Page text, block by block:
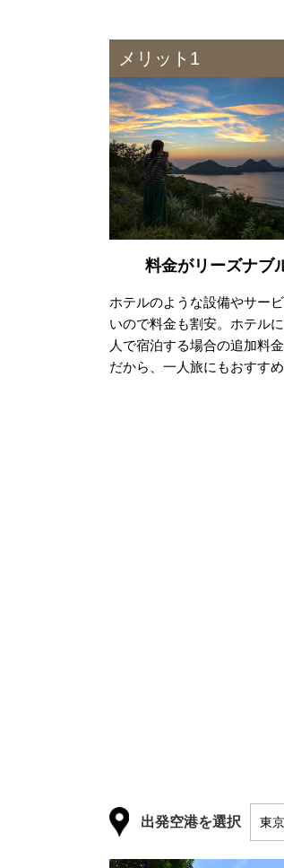
メリット1
料金がリーズナブ
ホテルのような設備やサー
いので料金も割安。ホテル
人で宿泊する場合の追加料
だから、一人旅にもおすすめ
出発空港を選択